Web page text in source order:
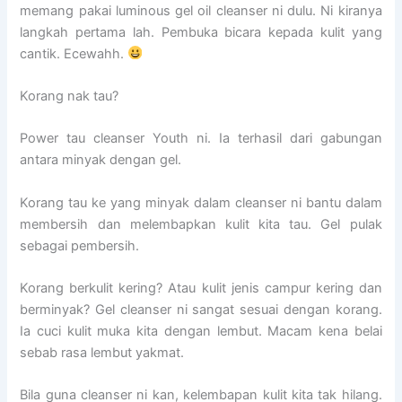
memang pakai luminous gel oil cleanser ni dulu. Ni kiranya
langkah pertama lah. Pembuka bicara kepada kulit yang
cantik. Ecewahh.
Korang nak tau?
Power tau cleanser Youth ni. Ia terhasil dari gabungan
antara minyak dengan gel.
Korang tau ke yang minyak dalam cleanser ni bantu dalam
membersih dan melembapkan kulit kita tau. Gel pulak
sebagai pembersih.
Korang berkulit kering? Atau kulit jenis campur kering dan
berminyak? Gel cleanser ni sangat sesuai dengan korang.
Ia cuci kulit muka kita dengan lembut. Macam kena belai
sebab rasa lembut yakmat.
Bila guna cleanser ni kan, kelembapan kulit kita tak hilang.